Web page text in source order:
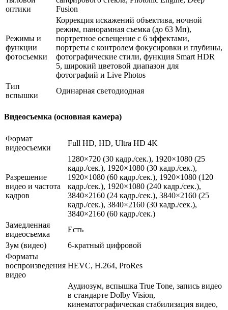
оптики
Fusion
Режимы и
функции
фотосъемки
Коррекция искажений объектива, ночной
режим, панорамная съемка (до 63 Мп),
портретное освещение с 6 эффектами,
портреты с контролем фокусировки и глубины,
фотографические стили, функция Smart HDR
5, широкий цветовой диапазон для
фотографий и Live Photos
Тип
вспышки
Одинарная светодиодная
Видеосъемка (основная камера)
Формат
видеосъемки
Full HD, HD, Ultra HD 4K
Разрешение
видео и частота
кадров
1280×720 (30 кадр./сек.), 1920×1080 (25
кадр./сек.), 1920×1080 (30 кадр./сек.),
1920×1080 (60 кадр./сек.), 1920×1080 (120
кадр./сек.), 1920×1080 (240 кадр./сек.),
3840×2160 (24 кадр./сек.), 3840×2160 (25
кадр./сек.), 3840×2160 (30 кадр./сек.),
3840×2160 (60 кадр./сек.)
Замедленная
видеосъемка
Есть
Зум (видео)
6-кратный цифровой
Форматы
воспроизведения
видео
HEVC, H.264, ProRes
Аудиозум, вспышка True Tone, запись видео
в стандарте Dolby Vision,
кинематографическая стабилизация видео,